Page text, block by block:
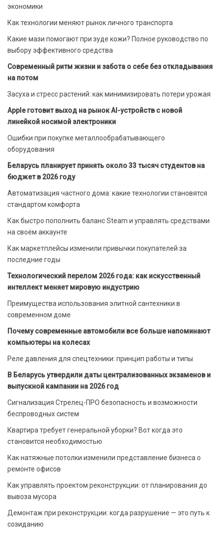
экономики
Как технологии меняют рынок личного транспорта
Какие мази помогают при зуде кожи? Полное руководство по
выбору эффективного средства
Современный ритм жизни и забота о себе без откладывания
на потом
Засуха и стресс растений: как минимизировать потери урожая
Apple готовит выход на рынок AI-устройств с новой
линейкой носимой электроники
Ошибки при покупке металлообрабатывающего
оборудования
Беларусь планирует принять около 33 тысяч студентов на
бюджет в 2026 году
Автоматизация частного дома: какие технологии становятся
стандартом комфорта
Как быстро пополнить баланс Steam и управлять средствами
на своём аккаунте
Как маркетплейсы изменили привычки покупателей за
последние годы
Технологический перелом 2026 года: как искусственный
интеллект меняет мировую индустрию
Преимущества использования элитной сантехники в
современном доме
Почему современные автомобили все больше напоминают
компьютеры на колесах
Реле давления для спецтехники: принцип работы и типы
В Беларусь утвердили даты централизованных экзаменов и
выпускной кампании на 2026 год
Сигнализация Стрелец-ПРО безопасность и возможности
беспроводных систем
Квартира требует генеральной уборки? Вот когда это
становится необходимостью
Как натяжные потолки изменили представление бизнеса о
ремонте офисов
Как управлять проектом реконструкции: от планирования до
вывоза мусора
Демонтаж при реконструкции: когда разрушение — это путь к
созиданию